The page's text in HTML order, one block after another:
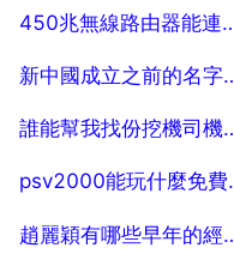
2025-07-29 450兆無線路由器能
2025-07-29 新中國成立之前的名
2025-07-29 誰能幫我找
2025-07-29
2025-07-29 趙麗穎有哪些早年的經